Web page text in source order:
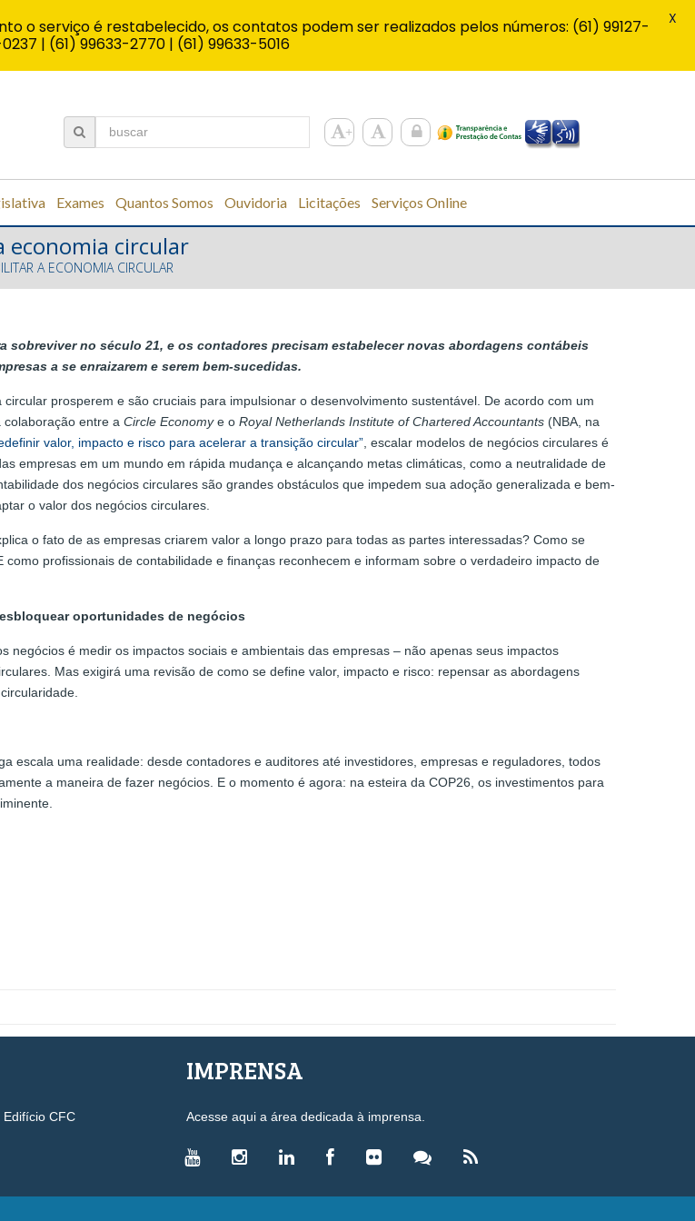
Exames Quantos Somos Ouvidoria Licitações Serviços Online
economia circular
A ECONOMIA CIRCULAR
sobreviver no século 21, e os contadores precisam estabelecer novas abordagens contábeis
a se enraizarem e serem bem-sucedidas.
prosperem e são cruciais para impulsionar o desenvolvimento sustentável. De acordo com um
colaboração entre a Circle Economye o Royal Netherlands Institute of Chartered Accountants (NBA, na
valor, impacto e risco para acelerar a transição circular”, escalar modelos de negócios circulares é
empresas em um mundo em rápida mudança e alcançando metas climáticas, como a neutralidade de
dos negócios circulares são grandes obstáculos que impedem sua adoção generalizada e bem-
o valor dos negócios circulares.
o fato de as empresas criarem valor a longo prazo para todas as partes interessadas? Como se
profissionais de contabilidade e finanças reconhecem e informam sobre o verdadeiro impacto de
oportunidades de negócios
é medir os impactos sociais e ambientais das empresas – não apenas seus impactos
Mas exigirá uma revisão de como se define valor, impacto e risco: repensar as abordagens
escala uma realidade: desde contadores e auditores até investidores, empresas e reguladores, todos
a maneira de fazer negócios. E o momento é agora: na esteira da COP26, os investimentos para
Edifício CFC
IMPRENSA
Acesse aqui a área dedicada à imprensa.
o serviço é restabelecido, os contatos podem ser realizados pelos números: (61) 99127-
| (61) 99633-2770 | (61) 99633-5016
X